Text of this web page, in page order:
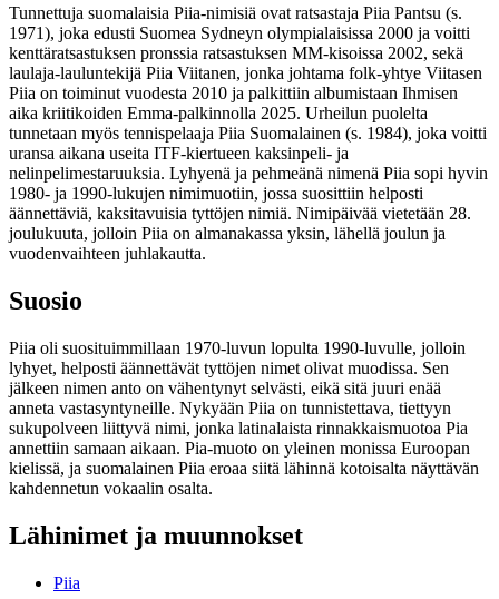
Tunnettuja suomalaisia Piia-nimisiä ovat ratsastaja Piia Pantsu (s.
1971), joka edusti Suomea Sydneyn olympialaisissa 2000 ja voitti
kenttäratsastuksen pronssia ratsastuksen MM-kisoissa 2002, sekä
laulaja-lauluntekijä Piia Viitanen, jonka johtama folk-yhtye Viitasen
Piia on toiminut vuodesta 2010 ja palkittiin albumistaan Ihmisen
aika kriitikoiden Emma-palkinnolla 2025. Urheilun puolelta
tunnetaan myös tennispelaaja Piia Suomalainen (s. 1984), joka voitti
uransa aikana useita ITF-kiertueen kaksinpeli- ja
nelinpelimestaruuksia. Lyhyenä ja pehmeänä nimenä Piia sopi hyvin
1980- ja 1990-lukujen nimimuotiin, jossa suosittiin helposti
äännettäviä, kaksitavuisia tyttöjen nimiä. Nimipäivää vietetään 28.
joulukuuta, jolloin Piia on almanakassa yksin, lähellä joulun ja
vuodenvaihteen juhlakautta.
Suosio
Piia oli suosituimmillaan 1970-luvun lopulta 1990-luvulle, jolloin
lyhyet, helposti äännettävät tyttöjen nimet olivat muodissa. Sen
jälkeen nimen anto on vähentynyt selvästi, eikä sitä juuri enää
anneta vastasyntyneille. Nykyään Piia on tunnistettava, tiettyyn
sukupolveen liittyvä nimi, jonka latinalaista rinnakkaismuotoa Pia
annettiin samaan aikaan. Pia-muoto on yleinen monissa Euroopan
kielissä, ja suomalainen Piia eroaa siitä lähinnä kotoisalta näyttävän
kahdennetun vokaalin osalta.
Lähinimet ja muunnokset
Piia